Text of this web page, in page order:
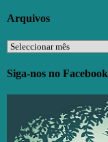
Arquivos
Arquivos
Siga-nos no Facebook